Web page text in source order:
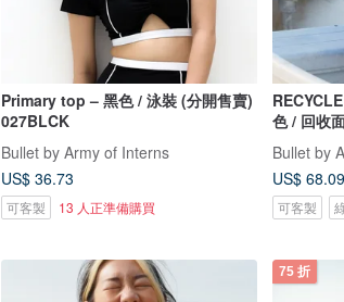
Primary top – 黑色 / 泳裝 (分開售賣)
027BLCK
Bullet by Army of Interns
US$ 36.73
可客製 13 人正準備購買
RECYCLE
色 / 回收
Bullet by
US$ 68.09
可客製
75 折